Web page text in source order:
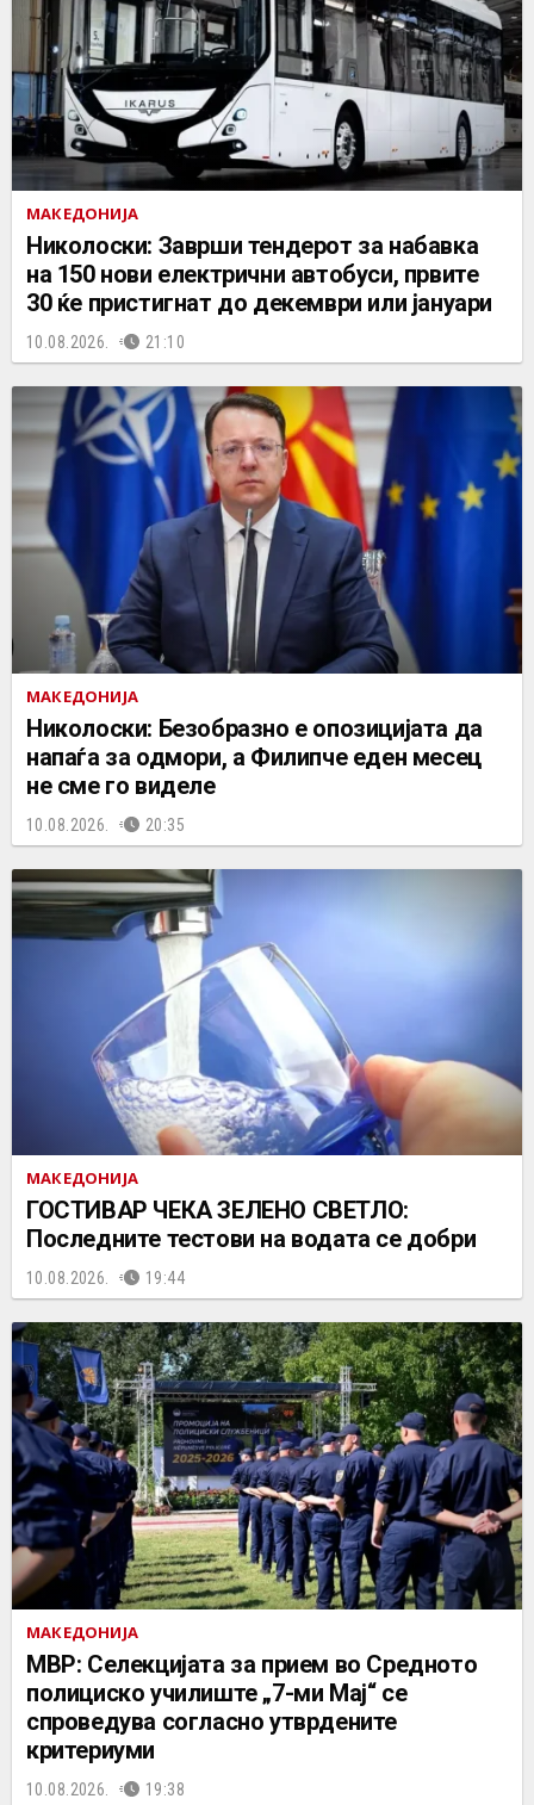
МАКЕДОНИЈА
Николоски: Заврши тендерот за набавка
на 150 нови електрични автобуси, првите
30 ќе пристигнат до декември или јануари
10.08.2026. 21:10
МАКЕДОНИЈА
Николоски: Безобразно е опозицијата да
напаѓа за одмори, а Филипче еден месец
не сме го виделе
10.08.2026. 20:35
МАКЕДОНИЈА
ГОСТИВАР ЧЕКА ЗЕЛЕНО СВЕТЛО:
Последните тестови на водата се добри
10.08.2026. 19:44
МАКЕДОНИЈА
МВР: Селекцијата за прием во Средното
полициско училиште „7-ми Мај“ се
спроведува согласно утврдените
критериуми
10.08.2026. 19:38